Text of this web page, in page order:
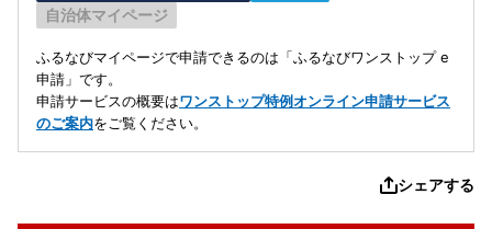
自治体マイページ
ふるなびマイページで申請できるのは「ふるなびワンストップ e
申請」です。
申請サービスの概要はワンストップ特例オンライン申請サービス
のご案内をご覧ください。
シェアする